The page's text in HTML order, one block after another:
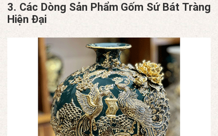
3. Các Dòng Sản Phẩm Gốm Sứ Bát Tràng
Hiện Đại